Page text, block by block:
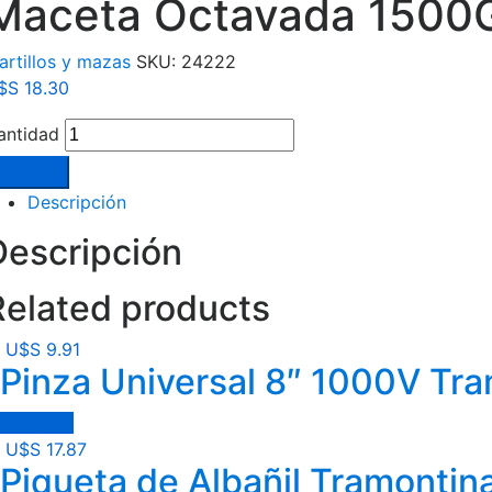
Octavada
y mazas SKU: 24222
18.30
Descripción
products
U$S 9.91
Pinza Universal 8″ 1000V
U$S 17.87
Piqueta de Albañil